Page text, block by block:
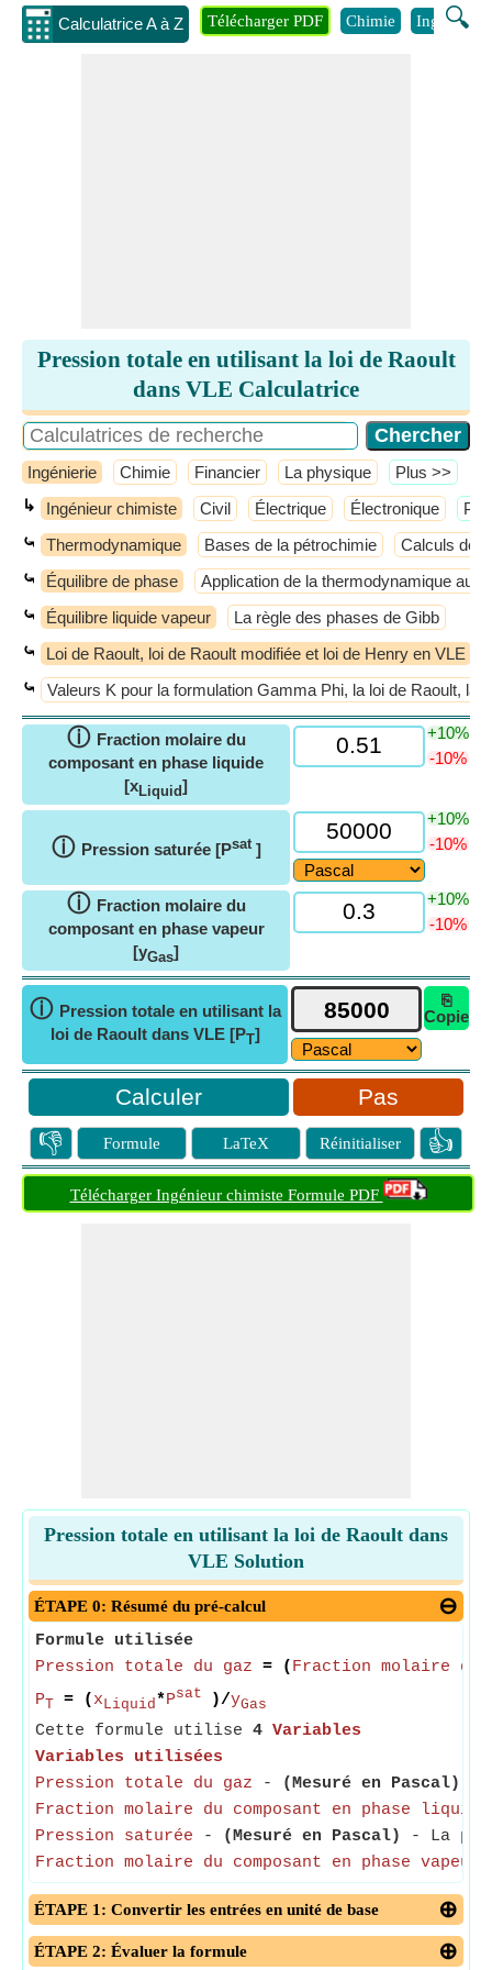
Calculatrice A à Z 🔍
Télécharger PDF Chimie Ingénierie
Pression totale en utilisant la loi de Raoult
dans VLE Calculatrice
Ingénierie Chimie Financier La physique ​Plus >>
↳ Ingénieur chimiste Civil Électrique Électronique
⤿ Thermodynamique Bases de la pétrochimie Calculs de
⤿ Équilibre de phase Application de la thermodynamique aux
⤿ Équilibre liquide vapeur La règle des phases de Gibb
⤿ Loi de Raoult, loi de Raoult modifiée et loi de Henry en VLE
⤿ Valeurs K pour la formulation Gamma Phi, la loi de Raoult, la
ⓘ Fraction molaire du
composant en phase liquide
[xLiquid]
+10%
-10%
ⓘ Pression saturée [Psat ]
+10%
-10%
ⓘ Fraction molaire du
composant en phase vapeur
[yGas]
+10%
-10%
ⓘ Pression totale en utilisant la
loi de Raoult dans VLE [PT]
⎘
Copie
Pas
👎 Formule LaTeX Réinitialiser 👍
Télécharger Ingénieur chimiste Formule PDF
Pression totale en utilisant la loi de Raoult dans
VLE Solution
ÉTAPE 0: Résumé du pré-calcul
Formule utilisée
Pression totale du gaz = ( Fraction molaire du
P T = ( xLiquid*Psat )/yGas
Cette formule utilise 4 Variables
Variables utilisées
Pression totale du gaz - (Mesuré en Pascal)
Fraction molaire du composant en phase liquide
Pression saturée - (Mesuré en Pascal)
- La
Fraction molaire du composant en phase vapeur
ÉTAPE 1: Convertir les entrées en unité de base
ÉTAPE 2: Évaluer la formule